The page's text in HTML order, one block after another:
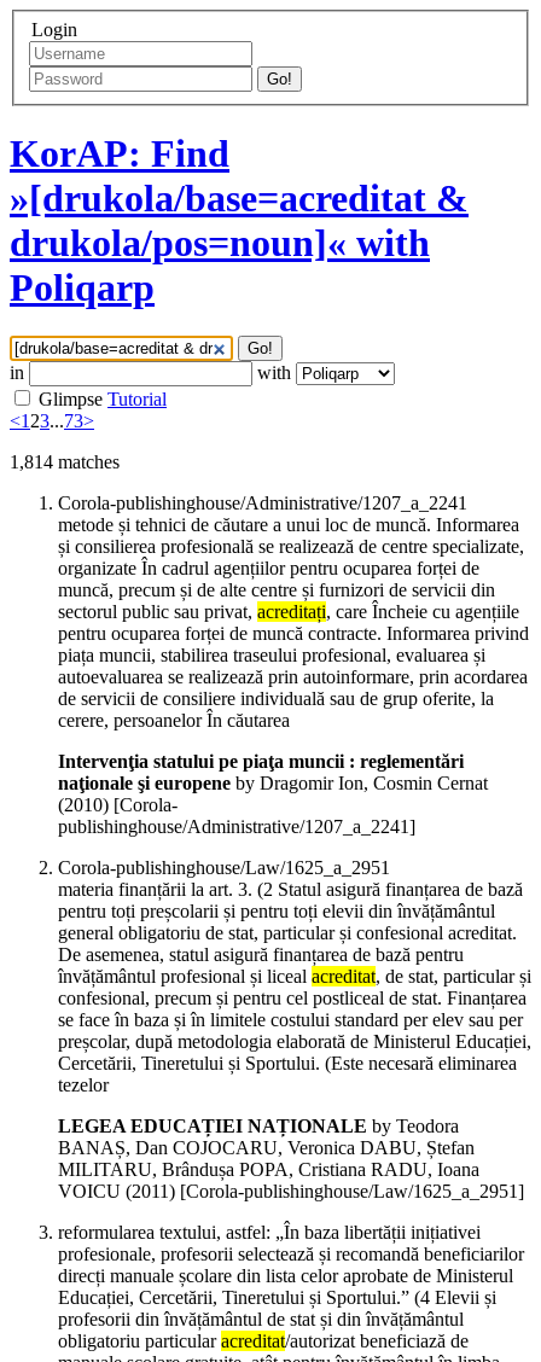
Login
Go!
KorAP: Find
»[drukola/base=acreditat &
drukola/pos=noun]« with
Poliqarp
Go!
in
with
Glimpse Tutorial
<123...73>
1,814 matches
Corola-publishinghouse/Administrative/1207_a_2241
metode și tehnici de căutare a unui loc de muncă. Informarea
și consilierea profesională se realizează de centre specializate,
organizate În cadrul agențiilor pentru ocuparea forței de
muncă, precum și de alte centre și furnizori de servicii din
sectorul public sau privat, acreditați, care Încheie cu agențiile
pentru ocuparea forței de muncă contracte. Informarea privind
piața muncii, stabilirea traseului profesional, evaluarea și
autoevaluarea se realizează prin autoinformare, prin acordarea
de servicii de consiliere individuală sau de grup oferite, la
cerere, persoanelor În căutarea
Intervenţia statului pe piaţa muncii : reglementări
naţionale şi europene by Dragomir Ion, Cosmin Cernat
(2010) [Corola-
publishinghouse/Administrative/1207_a_2241]
Corola-publishinghouse/Law/1625_a_2951
materia finanțării la art. 3. (2 Statul asigură finanțarea de bază
pentru toți preșcolarii și pentru toți elevii din învățământul
general obligatoriu de stat, particular și confesional acreditat.
De asemenea, statul asigură finanțarea de bază pentru
învățământul profesional și liceal acreditat, de stat, particular și
confesional, precum și pentru cel postliceal de stat. Finanțarea
se face în baza și în limitele costului standard per elev sau per
preșcolar, după metodologia elaborată de Ministerul Educației,
Cercetării, Tineretului și Sportului. (Este necesară eliminarea
tezelor
LEGEA EDUCAȚIEI NAȚIONALE by Teodora
BANAȘ, Dan COJOCARU, Veronica DABU, Ștefan
MILITARU, Brândușa POPA, Cristiana RADU, Ioana
VOICU (2011) [Corola-publishinghouse/Law/1625_a_2951]
reformularea textului, astfel: „În baza libertății inițiativei
profesionale, profesorii selectează și recomandă beneficiarilor
direcți manuale școlare din lista celor aprobate de Ministerul
Educației, Cercetării, Tineretului și Sportului.” (4 Elevii și
profesorii din învățământul de stat și din învățământul
obligatoriu particularacreditat/autorizat beneficiază de